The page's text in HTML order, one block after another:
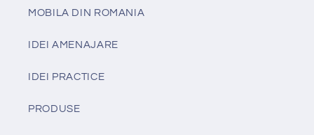
MOBILA DIN ROMANIA
IDEI AMENAJARE
IDEI PRACTICE
PRODUSE